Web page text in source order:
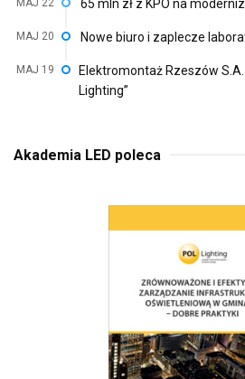
MAJ 22 65 mln zł z KPO na
MAJ 20 Nowe biuro i zaplecze
MAJ 19
Elektromontaż Rzeszów S.A.
Lighting”
Akademia LED poleca